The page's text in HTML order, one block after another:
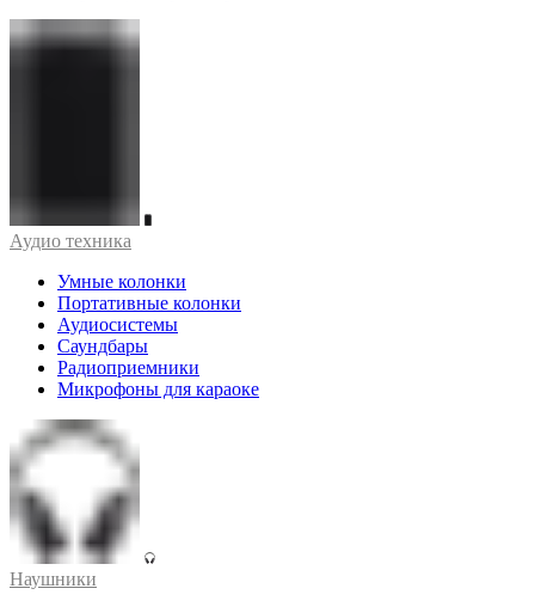
Аудио техника
Умные колонки
Портативные колонки
Аудиосистемы
Саундбары
Радиоприемники
Микрофоны для караоке
Наушники